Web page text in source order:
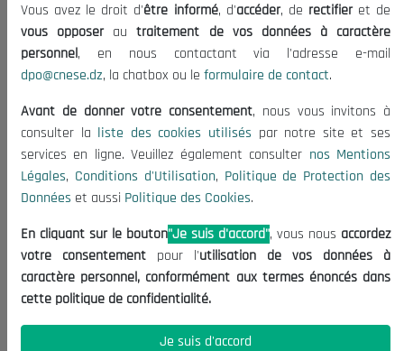
Informations utiles
Appels d'offres et Consultations
Mentions Légales
Conditions d'Utilisation
Politique de Protection des Données
Politique des Cookies
Nous Contacter
(+213) 021 98 01 00|01|02
contact@cnese.dz
Suggestions ou Initiatives ?
Newsletter
dernières nouvelles.
Vous avez le droit d'être informé, d'accéder, de rectifieret de
vous opposerautraitement de vos données à caractère
personnel, en nous contactant via l'adresse e-mail
dpo@cnese.dz, la chatbox ou le formulaire de contact.
Avant de donner votre consentement, nous vous invitons à
consulter la liste des cookies utilisés par notre site et ses
services en ligne. Veuillez également consulter nos Mentions
Légales, Conditions d'Utilisation, Politique de Protection des
Données et aussi Politique des Cookies.
En cliquant sur le bouton"Je suis d'accord", vous nous accordez
votre consentement pour l'utilisation de vos données à
caractère personnel, conformément aux termes énoncés dans
cette politique de confidentialité.
Je suis d'accord